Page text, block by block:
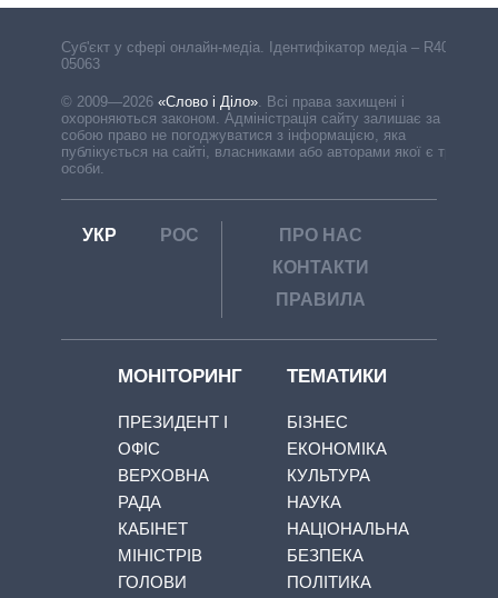
Cуб'єкт у сфері онлайн-медіа. Ідентифікатор медіа – R40-
05063
© 2009—2026 «Слово і Діло». Всі права захищені і
охороняються законом. Адміністрація сайту залишає за
собою право не погоджуватися з інформацією, яка
публікується на сайті, власниками або авторами якої є треті
особи.
УКР РОС
ПРО НАС
КОНТАКТИ
ПРАВИЛА
МОНІТОРИНГ
ПРЕЗИДЕНТ І
ОФІС
ВЕРХОВНА
РАДА
КАБІНЕТ
МІНІСТРІВ
ГОЛОВИ
ТЕМАТИКИ
БІЗНЕС
ЕКОНОМІКА
КУЛЬТУРА
НАУКА
НАЦІОНАЛЬНА
БЕЗПЕКА
ПОЛІТИКА